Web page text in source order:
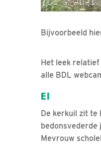
Bijvoorbeeld
Het leek
alle BDL
EI
De kerkuil zit te
bedonsvederde
Mevrouw